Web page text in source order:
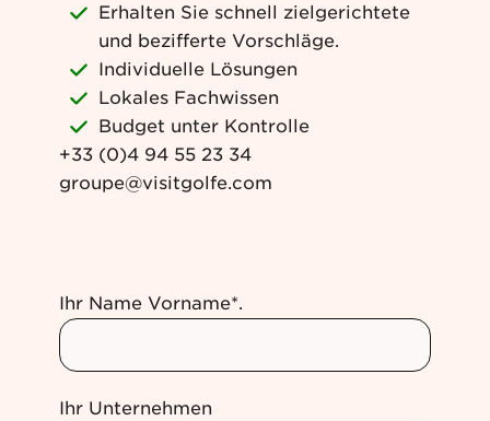
Erhalten Sie schnell zielgerichtete
und bezifferte Vorschläge.
Individuelle Lösungen
Lokales Fachwissen
Budget unter Kontrolle
+33 (0)4 94 55 23 34
groupe@visitgolfe.com
Ihr Name Vorname*.
Ihr Unternehmen